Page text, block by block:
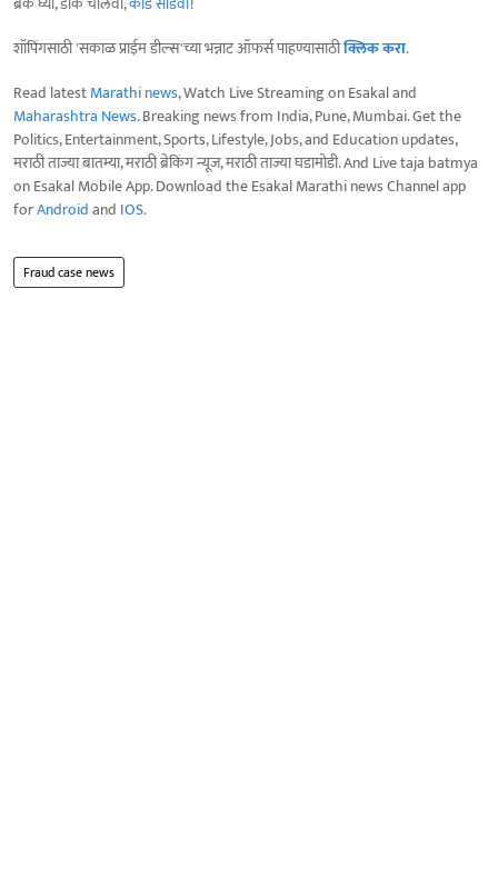
शॉपिंगसाठी 'सकाळ प्राईम डील्स'च्या भन्नाट ऑफर्स पाहण्यासाठीक्लिक करा.
Read latestMarathi news, Watch Live Streaming on Esakal and
Maharashtra News. Breaking news from India, Pune, Mumbai. Get the
Politics, Entertainment, Sports, Lifestyle, Jobs, and Education updates,
मराठी ताज्या बातम्या, मराठी ब्रेकिंग न्यूज, मराठी ताज्या घडामोडी. And Live taja batmya
on Esakal Mobile App. Download the Esakal Marathi news Channel app
forAndroidand IOS.
Fraud case news